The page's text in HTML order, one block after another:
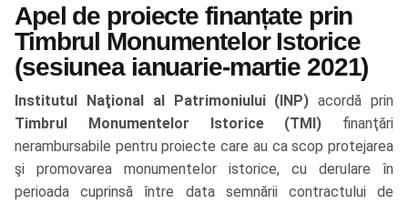
Apel de proiecte finanțate prin
Timbrul Monumentelor Istorice
(sesiunea ianuarie-martie 2021)
Institutul Naţional al Patrimoniului (INP)acordă prin
Timbrul Monumentelor Istorice (TMI) finanţări
nerambursabile pentru proiecte care au ca scop protejarea
şi promovarea monumentelor istorice, cu derulare în
perioada cuprinsă între data semnării contractului de